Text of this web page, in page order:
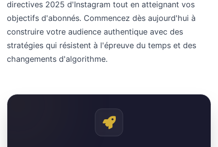
directives 2025 d'Instagram tout en atteignant vos
objectifs d'abonnés. Commencez dès aujourd'hui à
construire votre audience authentique avec des
stratégies qui résistent à l'épreuve du temps et des
changements d'algorithme.